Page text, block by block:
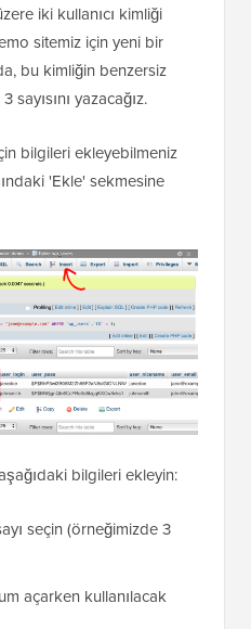
iki kullanıcı kimliği
sitemiz için yeni bir
bu kimliğin benzersiz
yazacağız.
bilgileri ekleyebilmeniz
'Ekle' sekmesine
bilgileri ekleyin:
seçin (örneğimizde 3
açarken kullanılacak